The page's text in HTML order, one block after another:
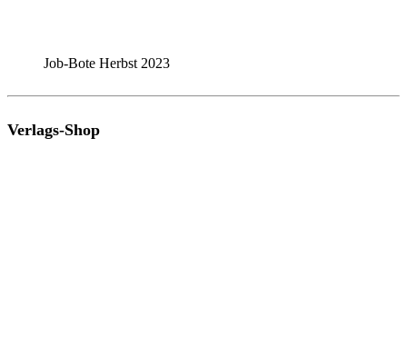
Job-Bote Herbst 2023
Verlags-Shop